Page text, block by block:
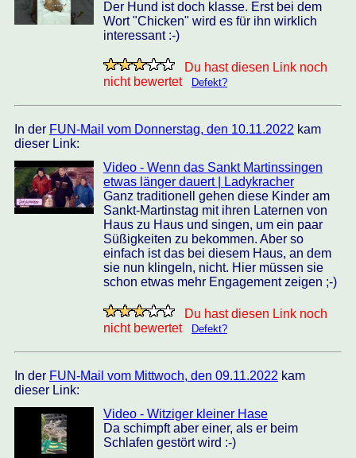
Der Hund ist doch klasse. Erst bei dem
Wort "Chicken" wird es für ihn wirklich
interessant :-)
Du hast diesen Link noch
nicht bewertet
Defekt?
In der FUN-Mail vom Donnerstag, den 10.11.2022 kam
dieser Link:
Video - Wenn das Sankt Martinssingen
etwas länger dauert | Ladykracher
Ganz traditionell gehen diese Kinder am
Sankt-Martinstag mit ihren Laternen von
Haus zu Haus und singen, um ein paar
Süßigkeiten zu bekommen. Aber so
einfach ist das bei diesem Haus, an dem
sie nun klingeln, nicht. Hier müssen sie
schon etwas mehr Engagement zeigen ;-)
Du hast diesen Link noch
nicht bewertet
Defekt?
In der FUN-Mail vom Mittwoch, den 09.11.2022 kam
dieser Link:
Video - Witziger kleiner Hase
Da schimpft aber einer, als er beim
Schlafen gestört wird :-)